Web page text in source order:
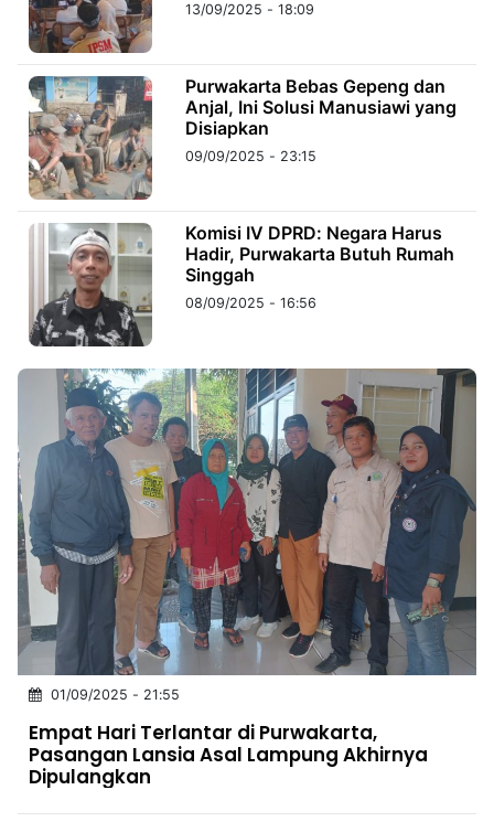
PT.
Kabarbaru
Media
Holding
13/09/2025 - 18:09
Purwakarta Bebas Gepeng dan
Anjal, Ini Solusi Manusiawi yang
Disiapkan
09/09/2025 - 23:15
Komisi IV DPRD: Negara Harus
Hadir, Purwakarta Butuh Rumah
Singgah
08/09/2025 - 16:56
01/09/2025 - 21:55
Empat Hari Terlantar di Purwakarta,
Pasangan Lansia Asal Lampung Akhirnya
Dipulangkan